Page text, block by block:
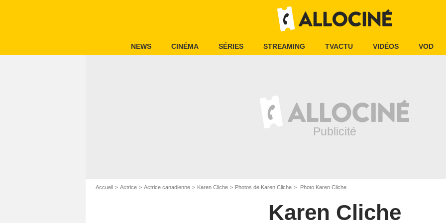
NEWS CINÉMA SÉRIES STREAMING TVACTU VIDÉOS VOD
Accueil Actrice Actrice canadienne Karen Cliche Photos de Karen Cliche Photo Karen Cliche
Karen Cliche